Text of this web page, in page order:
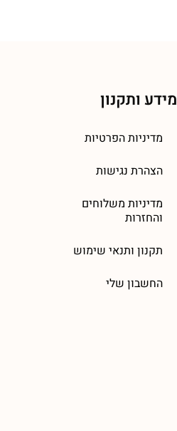
מידע ותקנון
מדיניות הפרטיות
הצהרת נגישות
מדיניות משלוחים
והחזרות
תקנון ותנאי שימוש
החשבון שלי